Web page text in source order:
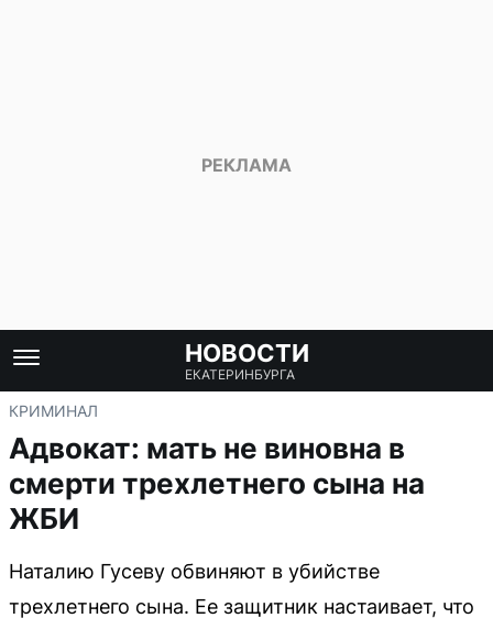
НОВОСТИ
ЕКАТЕРИНБУРГА
КРИМИНАЛ
Адвокат: мать не виновна в
смерти трехлетнего сына на
ЖБИ
Наталию Гусеву обвиняют в убийстве
трехлетнего сына. Ее защитник настаивает, что